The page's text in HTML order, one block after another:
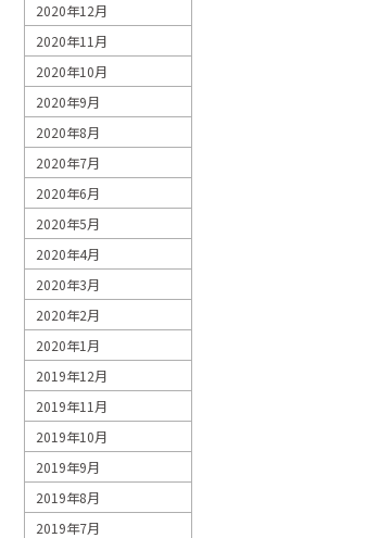
2020年12月
2020年11月
2020年10月
2020年9月
2020年8月
2020年7月
2020年6月
2020年5月
2020年4月
2020年3月
2020年2月
2020年1月
2019年12月
2019年11月
2019年10月
2019年9月
2019年8月
2019年7月